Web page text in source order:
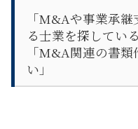
「M&Aや事業承
る士業を探している
「M&A関連の書
い」